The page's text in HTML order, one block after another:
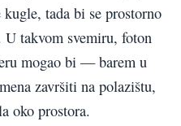
tada bi se prostorno
takvom svemiru, foton
mogao bi — barem u
završiti na polazištu,
oko prostora.